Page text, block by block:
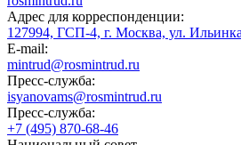
Адрес для корреспонденции:
127994, ГСП-4, г. Москва, ул.
E-mail:
mintrud@rosmintrud.ru
Пресс-служба:
isyanovams@rosmintrud.ru
Пресс-служба:
+7 (495) 870-68-46